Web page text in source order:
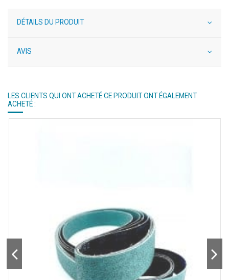
DÉTAILS DU PRODUIT
AVIS
LES CLIENTS QUI ONT ACHETÉ CE PRODUIT ONT ÉGALEMENT
ACHETÉ :